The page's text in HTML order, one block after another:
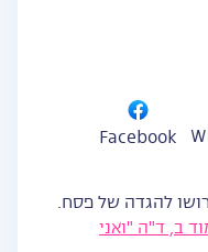
Facebook
להגדה של פסח.
ב, ד"ה "ואני